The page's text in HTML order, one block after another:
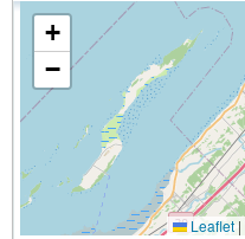
+
−
Leaflet |